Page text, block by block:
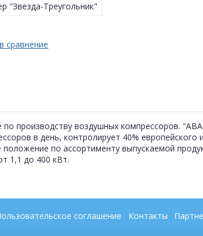
"Звезда-Треугольник"
сравнение
производству воздушных компрессоров.
в день, контролирует 40% европейского
по ассортименту выпускаемой
1,1 до 400 кВт.
соглашение Контакты